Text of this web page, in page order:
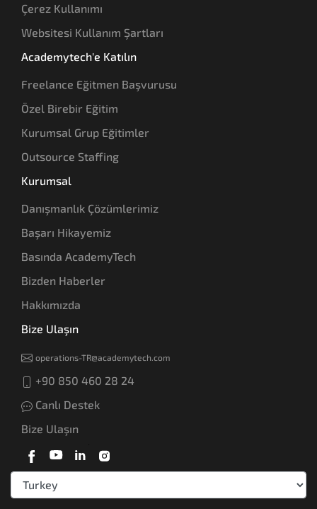
Çerez Kullanımı
Websitesi Kullanım Şartları
Academytech'e Katılın
Freelance Eğitmen Başvurusu
Özel Birebir Eğitim
Kurumsal Grup Eğitimler
Outsource Staffing
Kurumsal
Danışmanlık Çözümlerimiz
Başarı Hikayemiz
Basında AcademyTech
Bizden Haberler
Hakkımızda
Bize Ulaşın
operations-TR@academytech.com
+90 850 460 28 24
Canlı Destek
Bize Ulaşın